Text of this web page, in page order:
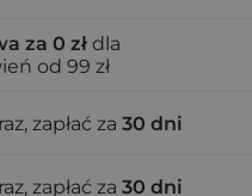
za 0 zł dla
od 99 zł
zapłać za 30 dni
zapłać za 30 dni